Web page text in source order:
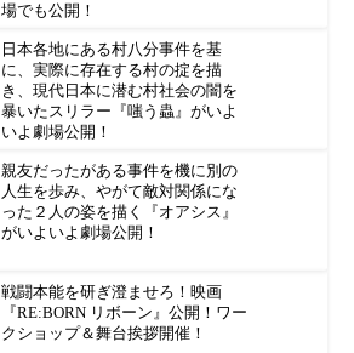
場でも公開！
日本各地にある村八分事件を基
に、実際に存在する村の掟を描
き、現代日本に潜む村社会の闇を
暴いたスリラー『嗤う蟲』がいよ
いよ劇場公開！
親友だったがある事件を機に別の
人生を歩み、やがて敵対関係にな
った２人の姿を描く『オアシス』
がいよいよ劇場公開！
戦闘本能を研ぎ澄ませろ！映画
『RE:BORN リボーン』公開！ワー
クショップ＆舞台挨拶開催！